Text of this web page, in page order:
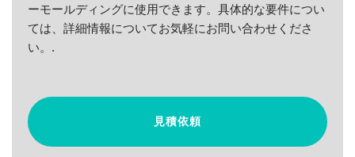
ーモールディングに使用できます。具体的な要件につい
ては、詳細情報についてお気軽にお問い合わせくださ
い。.
見積依頼